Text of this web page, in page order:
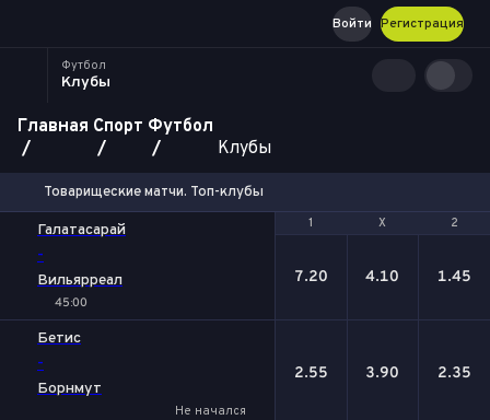
Регистрация
Войти
Футбол
Клубы
Главная Спорт Футбол
Клубы
Товарищеские матчи. Топ-клубы
1 Х 2
Галатасарай
-
Вильярреал
45:00
1 Х 2
7.20 4.10 1.45
Бетис
-
Борнмут
Не начался
2.55 3.90 2.35